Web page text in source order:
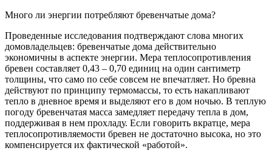
Много ли энергии потребляют бревенчатые дома?
Проведенные исследования подтверждают слова многих
домовладельцев: бревенчатые дома действительно
экономичны в аспекте энергии. Мера теплосопротивления
бревен составляет 0,43 – 0,70 единиц на один сантиметр
толщины, что само по себе совсем не впечатляет. Но бревна
действуют по принципу термомассы, то есть накапливают
тепло в дневное время и выделяют его в дом ночью. В теплую
погоду бревенчатая масса замедляет передачу тепла в дом,
поддерживая в нем прохладу. Если говорить вкратце, мера
теплосопротивляемости бревен не достаточно высока, но это
компенсируется их фактической «работой».